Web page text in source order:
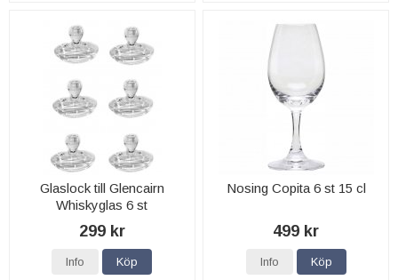
Glaslock till Glencairn
Whiskyglas 6 st
299 kr
Info Köp
Nosing Copita 6 st 15 cl
499 kr
Info Köp